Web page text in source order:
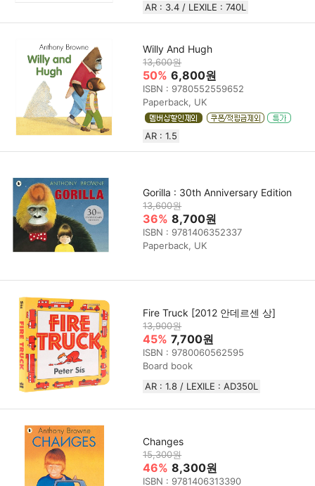
AR : 3.4 / LEXILE : 740L
Willy And Hugh
13,600원
50% 6,800원
ISBN : 9780552559652
Paperback, UK
AR : 1.5
Gorilla : 30th Anniversary Edition
13,600원
36% 8,700원
ISBN : 9781406352337
Paperback, UK
Fire Truck [2012 안데르센 상]
13,900원
45% 7,700원
ISBN : 9780060562595
Board book
AR : 1.8 / LEXILE : AD350L
Changes
15,300원
46% 8,300원
ISBN : 9781406313390